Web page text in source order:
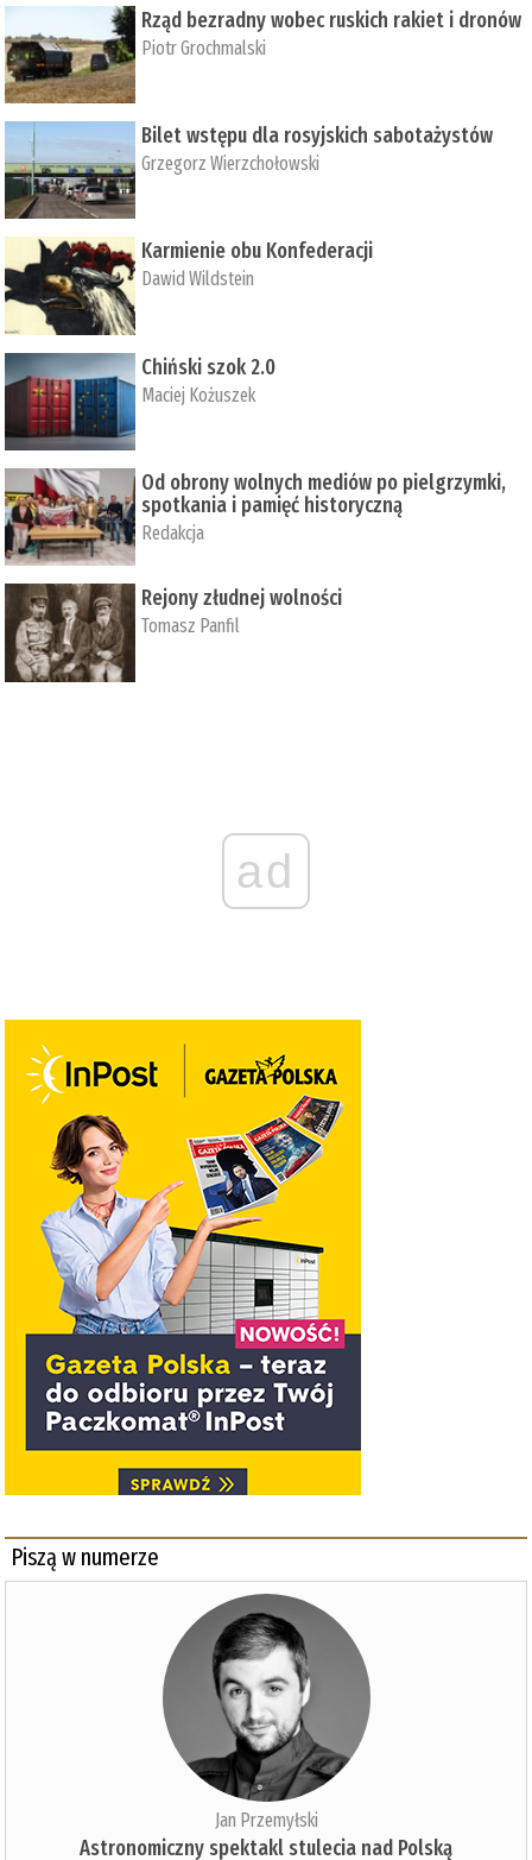
Rząd bezradny wobec ruskich rakiet i dronów
Piotr Grochmalski
Bilet wstępu dla rosyjskich sabotażystów
Grzegorz Wierzchołowski
Karmienie obu Konfederacji
Dawid Wildstein
Chiński szok 2.0
Maciej Kożuszek
Od obrony wolnych mediów po pielgrzymki,
spotkania i pamięć historyczną
Redakcja
Rejony złudnej wolności
Tomasz Panfil
ad
Piszą w numerze
Jan Przemyłski
Astronomiczny spektakl stulecia nad Polską